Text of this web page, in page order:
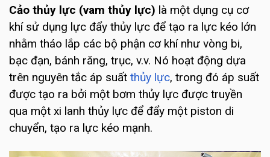
Cảo thủy lực (vam thủy lực) là một dụng cụ cơ
khí sử dụng lực đẩy thủy lực để tạo ra lực kéo lớn
nhằm tháo lắp các bộ phận cơ khí như vòng bi,
bạc đạn, bánh răng, trục, v.v. Nó hoạt động dựa
trên nguyên tắc áp suất thủy lực, trong đó áp suất
được tạo ra bởi một bơm thủy lực được truyền
qua một xi lanh thủy lực để đẩy một piston di
chuyển, tạo ra lực kéo mạnh.